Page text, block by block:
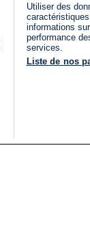
Utiliser des
informations
performance
services.
Liste de nos